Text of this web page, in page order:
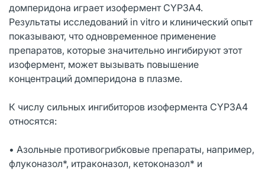
домперидона играет изофермент CYP3A4.
Результаты исследований in vitro и клинический опыт
показывают, что одновременное применение
препаратов, которые значительно ингибируют этот
изофермент, может вызывать повышение
концентраций домперидона в плазме.
К числу сильных ингибиторов изофермента CYP3A4
относятся:
• Азольные противогрибковые препараты, например,
флуконазол*, итраконазол, кетоконазол* и